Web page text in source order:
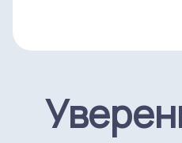
для дома/DIY, для
Технология печати